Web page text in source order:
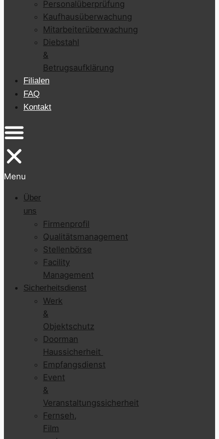
Personalüberprüfung
Kaufhausüberwachung
Mitarbeiterüberwachung
Diebstahl
&
Betrugsaufklärung
Filialen
FAQ
Kontakt
Menu
Über
uns
Firmenprofil
Qualitätsmanagement
Stellenbörse
Facility
Management
Sicherheitsdienst
Werk
&
Objektschutz
Doorman
Haussicherheit
Empfangsdienst
Event
&
Veranstaltungssicherheit
Fernseh,
Film